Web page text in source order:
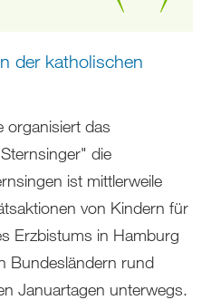
der katholischen
organisiert das
die
ist mittlerweile
von Kindern für
Erzbistums in Hamburg
Bundesländern rund
Januartagen unterwegs.